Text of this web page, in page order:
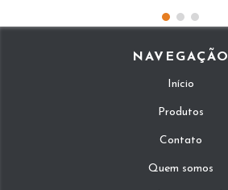
NAVEGAÇÃO
Início
Produtos
Contato
Quem somos